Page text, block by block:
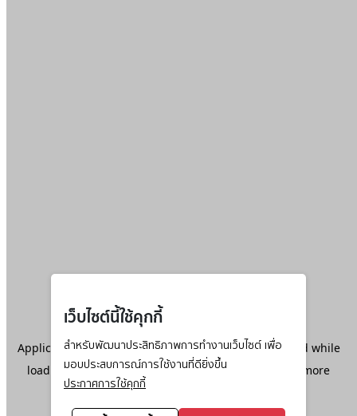
เว็บไซต์นี้ใช้คุกกี้
สำหรับพัฒนาประสิทธิภาพการทำงานเว็บไซต์ เพื่อ
มอบประสบการณ์การใช้งานที่ดียิ่งขึ้น
ประกาศการใช้คุกกี้
Application error: aclient-side exception has occurred while
loadingwww.ktc.co.th(see the browser console
for more
information).